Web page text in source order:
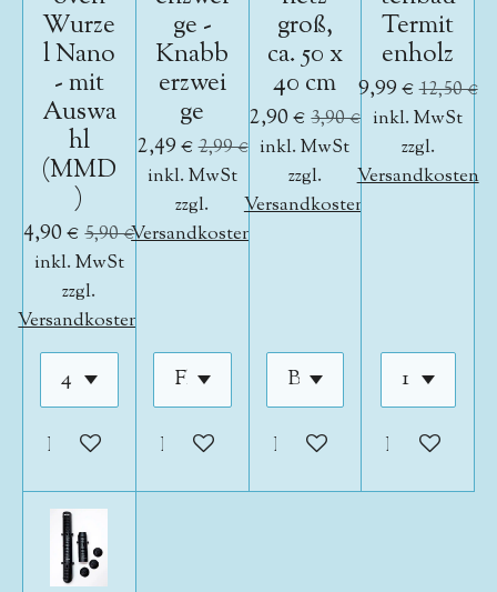
Wurze
l Nano
- mit
Auswa
hl
(MMD
)
4,90 € 5,90 €
inkl. MwSt
zzgl.
Versandkosten
In den Warenkorb
ge -
Knabb
erzwei
ge
2,49 €2,99 €
inkl. MwSt
zzgl.
Versandkosten
In den Warenkorb
groß,
ca. 50 x
40 cm
2,90 € 3,90 €
inkl. MwSt
zzgl.
Versandkosten
In den Warenkorb
Termit
enholz
9,99 €12,50 €
inkl. MwSt
zzgl.
Versandkosten
In den